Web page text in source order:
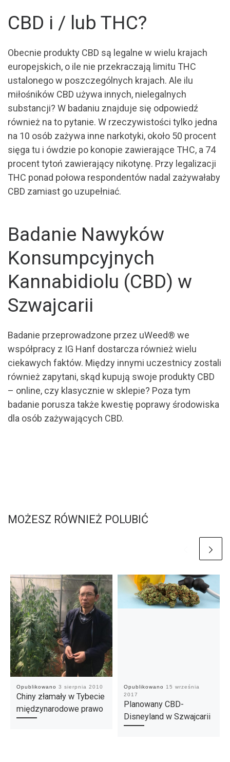
CBD i / lub THC?
Obecnie produkty CBD są legalne w wielu krajach
europejskich, o ile nie przekraczają limitu THC
ustalonego w poszczególnych krajach. Ale ilu
miłośników CBD używa innych, nielegalnych
substancji? W badaniu znajduje się odpowiedź
również na to pytanie. W rzeczywistości tylko jedna
na 10 osób zażywa inne narkotyki, około 50 procent
sięga tu i ówdzie po konopie zawierające THC, a 74
procent tytoń zawierający nikotynę. Przy legalizacji
THC ponad połowa respondentów nadal zażywałaby
CBD zamiast go uzupełniać.
Badanie Nawyków
Konsumpcyjnych
Kannabidiolu (CBD) w
Szwajcarii
Badanie przeprowadzone przez uWeed® we
współpracy z IG Hanf dostarcza również wielu
ciekawych faktów. Między innymi uczestnicy zostali
również zapytani, skąd kupują swoje produkty CBD
– online, czy klasycznie w sklepie? Poza tym
badanie porusza także kwestię poprawy środowiska
dla osób zażywających CBD.
MOŻESZ RÓWNIEŻ POLUBIĆ
Opublikowano 3 sierpnia 2010
Chiny złamały w Tybecie
międzynarodowe prawo
Opublikowano
15 września
2017
Planowany CBD-
Disneyland w Szwajcarii